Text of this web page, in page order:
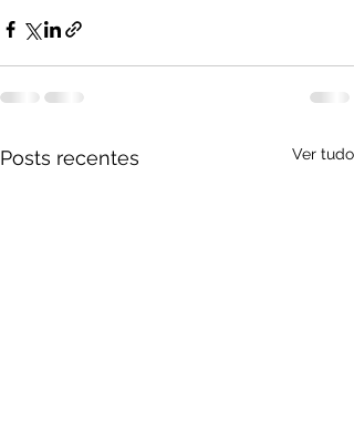
Posts recentes Ver tudo